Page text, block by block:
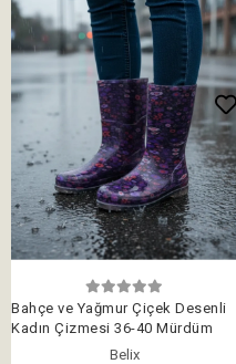
Bahçe ve Yağmur Çiçek Desenli
Kadın Çizmesi 36-40 Mürdüm
Belix